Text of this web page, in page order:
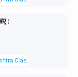
:
Class X Board